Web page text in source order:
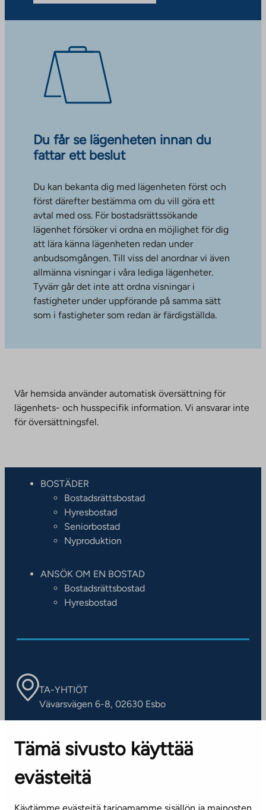
Tämä sivusto käyttää
evästeitä
Du får se lägenheten innan du
fattar ett beslut
Du kan bekanta dig med lägenheten först och
först därefter bestämma om du vill göra ett
avtal med oss. För bostadsrättssökande
lägenhet försöker vi ordna en möjlighet för dig
att lära känna lägenheten redan under
anbudsomgången. Till viss del anordnar vi även
allmänna visningar i våra lediga lägenheter.
Tyvärr går det inte att ordna visningar i
fastigheter under uppförande på samma sätt
som i fastigheter som redan är färdigställda.
Vår hemsida använder automatisk översättning för
lägenhets- och husspecifik information. Vi ansvarar inte
för översättningsfel.
BOSTÄDER
Bostadsrättsbostad
Hyresbostad
Seniorbostad
Nyproduktion
ANSÖK OM EN BOSTAD
Bostadsrättsbostad
Hyresbostad
TA-YHTIÖT
Vävarsvägen 6-8, 02630 Esbo
Kontaktinformation
KUNDSERVICE